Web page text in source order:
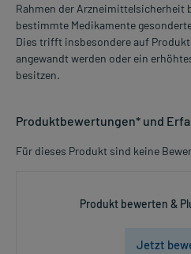
Rahmen der Arzneimittelsicherheit
bestimmte Medikamente
Dies trifft insbesondere auf
angewandt werden oder ein
besitzen.
Produktbewertungen* und
Für dieses Produkt sind keine
Produkt bewerten &
Jetzt